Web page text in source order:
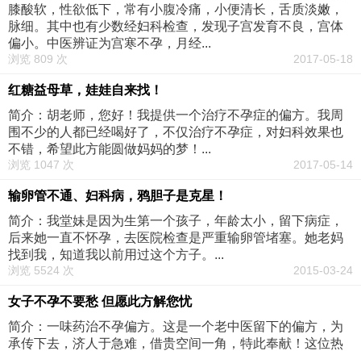
膝酸软，性欲低下，常有小腹冷痛，小便清长，舌质淡嫩，
脉细。其中也有少数经妇科检查，发现子宫发育不良，宫体
偏小。中医辨证为宫寒不孕，月经...
浏览 809 次 2017-05-18
红糖益母草，娃娃自来找！
简介：胡老师，您好！我提供一个治疗不孕症的偏方。我周
围不少的人都已经喝好了，不仅治疗不孕症，对妇科效果也
不错，希望此方能圆做妈妈的梦！...
浏览 1047 次 2017-05-14
输卵管不通、妇科病，鸦胆子是克星！
简介：我堂妹是因为生第一个孩子，年龄太小，留下病症，
后来她一直不怀孕，去医院检查是严重输卵管堵塞。她老妈
找到我，知道我以前用过这个方子。...
浏览 5524 次 2015-03-24
女子不孕不要愁 但愿此方解您忧
简介：一味药治不孕偏方。这是一个老中医留下的偏方，为
承传下去，济人于急难，借贵空间一角，特此奉献！这位热